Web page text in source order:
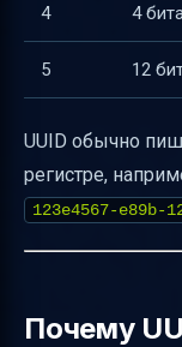
4 4 бита
5 12
UUID обычно
регистре,
123e4567-e89b-
Почему